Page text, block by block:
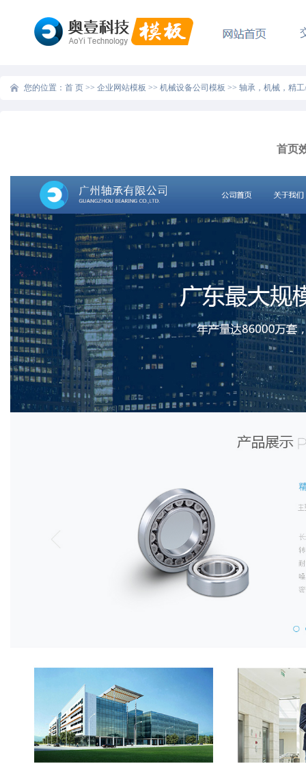
您的位置： 首 页 >> 企业网站模板 >> 机械设备公司模板 >> 轴承，机械，精
首页